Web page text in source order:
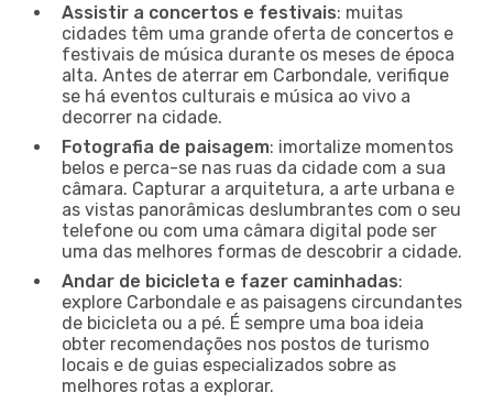
Assistir a concertos e festivais: muitas
cidades têm uma grande oferta de concertos e
festivais de música durante os meses de época
alta. Antes de aterrar em Carbondale, verifique
se há eventos culturais e música ao vivo a
decorrer na cidade.
Fotografia de paisagem: imortalize momentos
belos e perca-se nas ruas da cidade com a sua
câmara. Capturar a arquitetura, a arte urbana e
as vistas panorâmicas deslumbrantes com o seu
telefone ou com uma câmara digital pode ser
uma das melhores formas de descobrir a cidade.
Andar de bicicleta e fazer caminhadas:
explore Carbondale e as paisagens circundantes
de bicicleta ou a pé. É sempre uma boa ideia
obter recomendações nos postos de turismo
locais e de guias especializados sobre as
melhores rotas a explorar.